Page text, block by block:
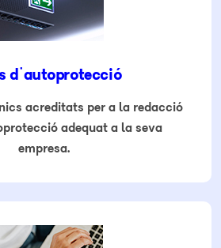
d'autoprotecció
acreditats per a la redacció
adequat a la seva
empresa.